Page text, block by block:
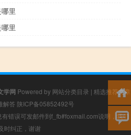
里
里
学网 Powered by 网站分类目录 | 精选推荐文章
解答 陕ICP备05852492号
错误可发邮件到f_fb#foxmail.com说明，我们
时纠正，谢谢